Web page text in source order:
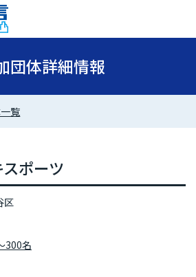
団体詳細情報
覧
ポーツ
区
300名